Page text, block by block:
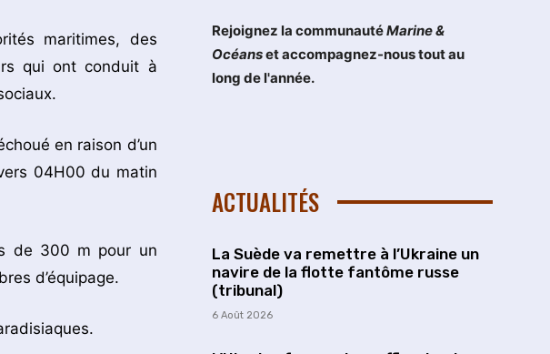
maritimes, des
qui ont conduit à
en raison d’un
04H00 du matin
de 300 m pour un
d’équipage.
Rejoignez la communautéMarine &
Océanset accompagnez-nous tout au
long de l'année.
ACTUALITÉS
La Suède va remettre à l’Ukraine un
navire de la flotte fantôme russe
(tribunal)
6 Août 2026